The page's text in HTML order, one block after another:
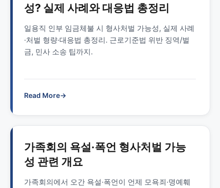
성? 실제 사례와 대응법 총정리
일용직 인부 임금체불 시 형사처벌 가능성, 실제 사례
·처벌 형량·대응법 총정리. 근로기준법 위반 징역/벌
금, 민사 소송 팁까지.
Read More→
가족회의 욕설·폭언 형사처벌 가능
성 관련 개요
가족회의에서 오간 욕설·폭언이 언제 모욕죄·명예훼